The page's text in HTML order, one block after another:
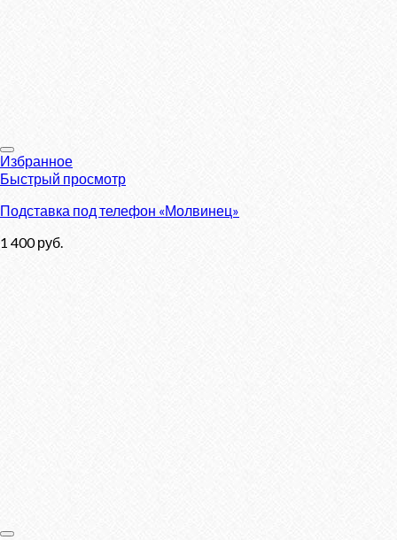
Избранное
Быстрый просмотр
Подставка под телефон «Молвинец»
1 400руб.